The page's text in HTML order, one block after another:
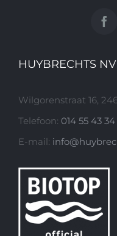
HUYBRECHTS NV
Wilgorenstraat 16,
Telefoon: 014 55 43 34
E-mail: